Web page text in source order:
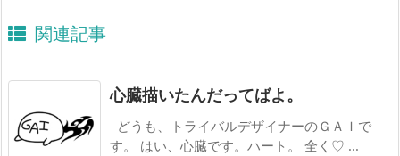
関連記事
心臓描いたんだってばよ。
どうも、トライバルデザイナーのＧＡＩで
す。 はい、心臓です。ハート。 全く♡ ...